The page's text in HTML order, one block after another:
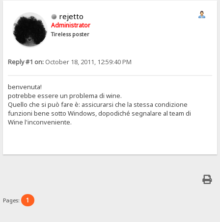
rejetto
Administrator
Tireless poster
Reply #1 on: October 18, 2011, 12:59:40 PM
benvenuta!
potrebbe essere un problema di wine.
Quello che si può fare è: assicurarsi che la stessa condizione
funzioni bene sotto Windows, dopodiché segnalare al team di
Wine l'inconveniente.
Pages: 1